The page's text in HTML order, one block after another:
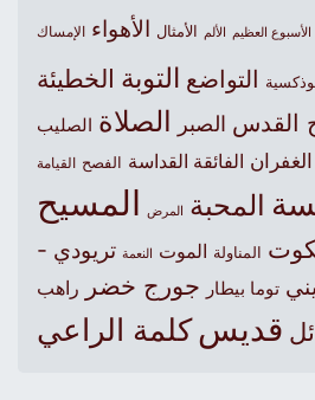
العظيم الألم الأمثال الأهواء الإمساك
التواضع التوبة الخطيئة
القدس الصبر الصلاة الصليب
الفائقة القداسة الفصح القيامة
المحبة المرض المسيح
المناولة الموت النعمة تريودي -
توما بيطار جورج خضر راهب
قديس كلمة الراعي